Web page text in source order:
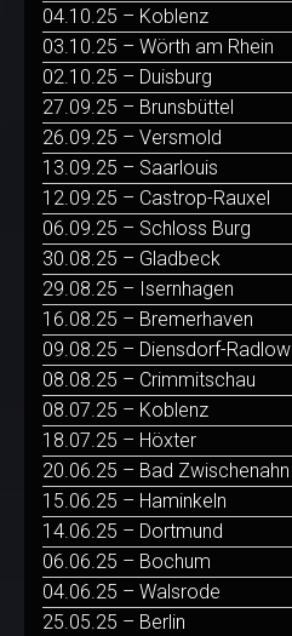
04.10.25 – Koblenz
03.10.25 – Wörth am Rhein
02.10.25 – Duisburg
27.09.25 – Brunsbüttel
26.09.25 – Versmold
13.09.25 – Saarlouis
12.09.25 – Castrop-Rauxel
06.09.25 – Schloss Burg
30.08.25 – Gladbeck
29.08.25 – Isernhagen
16.08.25 – Bremerhaven
09.08.25 – Diensdorf-Radlow
08.08.25 – Crimmitschau
08.07.25 – Koblenz
18.07.25 – Höxter
20.06.25 – Bad Zwischenahn
15.06.25 – Haminkeln
14.06.25 – Dortmund
06.06.25 – Bochum
04.06.25 – Walsrode
25.05.25 – Berlin